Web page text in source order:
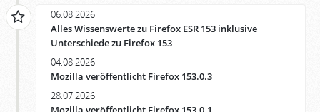
06.08.2026
Alles Wissenswerte zu Firefox ESR 153 inklusive
Unterschiede zu Firefox 153
04.08.2026
Mozilla veröffentlicht Firefox 153.0.3
28.07.2026